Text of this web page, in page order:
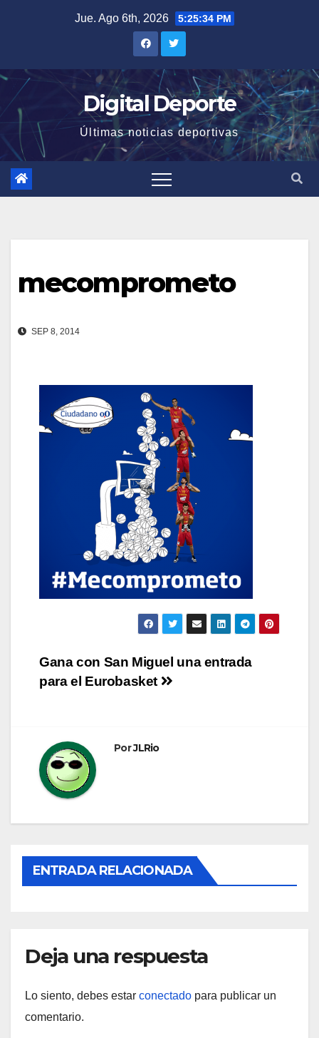
Jue. Ago 6th, 2026 5:25:35 PM
Digital Deporte
Últimas noticias deportivas
mecomprometo
SEP 8, 2014
Navegación
de
Gana con San Miguel una entrada
para el Eurobasket
PorJLRio
ENTRADA RELACIONADA
Deja una respuesta
Lo siento, debes estar conectado para publicar un
comentario.